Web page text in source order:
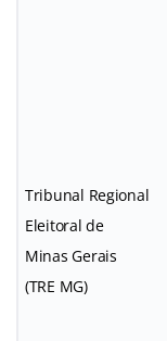
Tribunal Regional
Eleitoral de
Minas Gerais
(TRE MG)